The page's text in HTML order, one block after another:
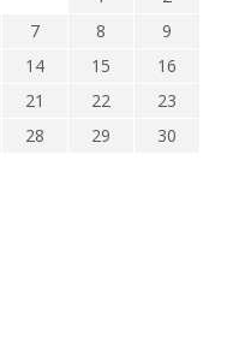
7 8
9
14 15
16
21 22
23
28 29
30